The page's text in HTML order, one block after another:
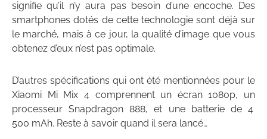
signifie qu’il n’y aura pas besoin d’une encoche. Des
smartphones dotés de cette technologie sont déjà sur
le marché, mais à ce jour, la qualité d’image que vous
obtenez d’eux n’est pas optimale.
D’autres spécifications qui ont été mentionnées pour le
Xiaomi Mi Mix 4 comprennent un écran 1080p, un
processeur Snapdragon 888, et une batterie de 4
500 mAh. Reste à savoir quand il sera lancé…